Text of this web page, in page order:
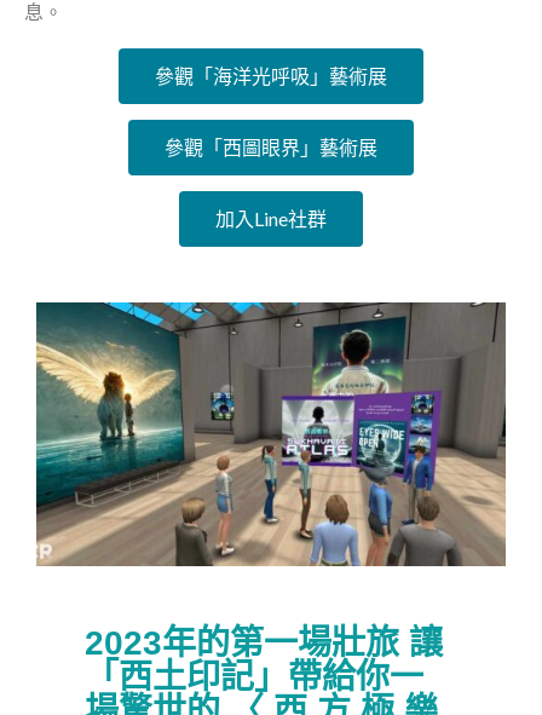
息。
參觀「海洋光呼吸」藝術展
參觀「西圖眼界」藝術展
加入Line社群
2023年的第一場壯旅 讓
「西土印記」帶給你一